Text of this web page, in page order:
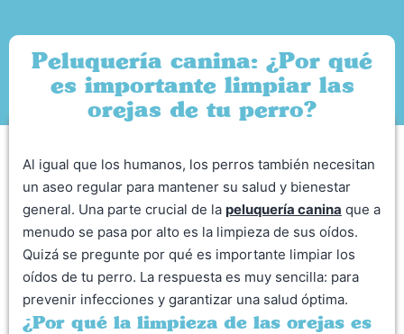
Peluquería canina: ¿Por qué
es importante limpiar las
orejas de tu perro?
Al igual que los humanos, los perros también necesitan
un aseo regular para mantener su salud y bienestar
general. Una parte crucial de la peluquería canina que a
menudo se pasa por alto es la limpieza de sus oídos.
Quizá se pregunte por qué es importante limpiar los
oídos de tu perro. La respuesta es muy sencilla: para
prevenir infecciones y garantizar una salud óptima.
¿Por qué la limpieza de las orejas es